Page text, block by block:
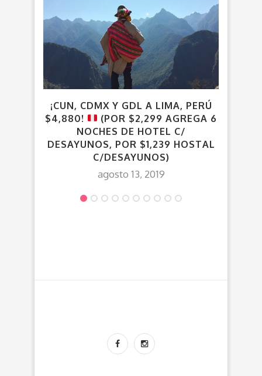
¡CUN, CDMX Y GDL A LIMA, PERÚ
$4,880!
(POR $2,299 AGREGA 6
NOCHES DE HOTEL C/
DESAYUNOS, POR $1,239 HOSTAL
C/DESAYUNOS)
agosto 13, 2019